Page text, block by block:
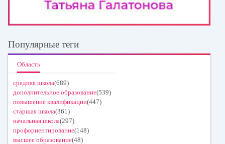
Популярные теги
Область
средняя школа(689)
дополнительное образование(539)
повышение квалификации(447)
старшая школа(361)
начальная школа(297)
профориентирование(148)
высшее образование(48)